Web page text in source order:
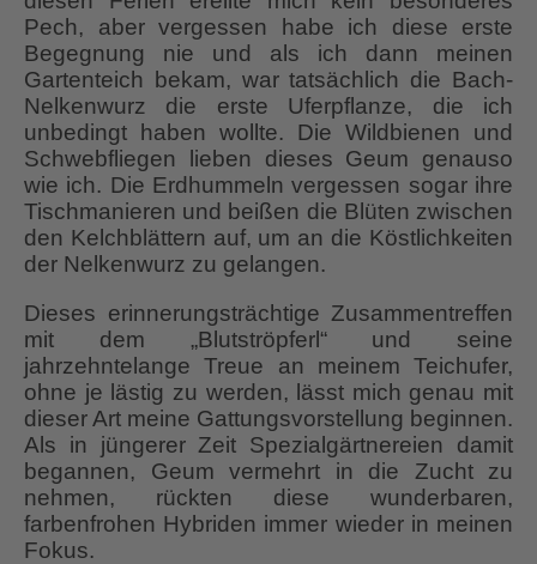
Pech, aber vergessen habe ich diese erste
Begegnung nie und als ich dann meinen
Gartenteich bekam, war tatsächlich die Bach-
Nelkenwurz die erste Uferpflanze, die ich
unbedingt haben wollte. Die Wildbienen und
Schwebfliegen lieben dieses Geum genauso
wie ich. Die Erdhummeln vergessen sogar ihre
Tischmanieren und beißen die Blüten zwischen
den Kelchblättern auf, um an die Köstlichkeiten
der Nelkenwurz zu gelangen.
Dieses erinnerungsträchtige Zusammentreffen
mit dem „Blutströpferl“ und seine
jahrzehntelange Treue an meinem Teichufer,
ohne je lästig zu werden, lässt mich genau mit
dieser Art meine Gattungsvorstellung beginnen.
Als in jüngerer Zeit Spezialgärtnereien damit
begannen, Geum vermehrt in die Zucht zu
nehmen, rückten diese wunderbaren,
farbenfrohen Hybriden immer wieder in meinen
Fokus.